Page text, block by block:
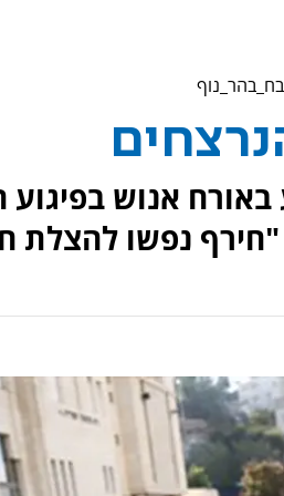
אנוש בפיגוע
נפשו להצלת